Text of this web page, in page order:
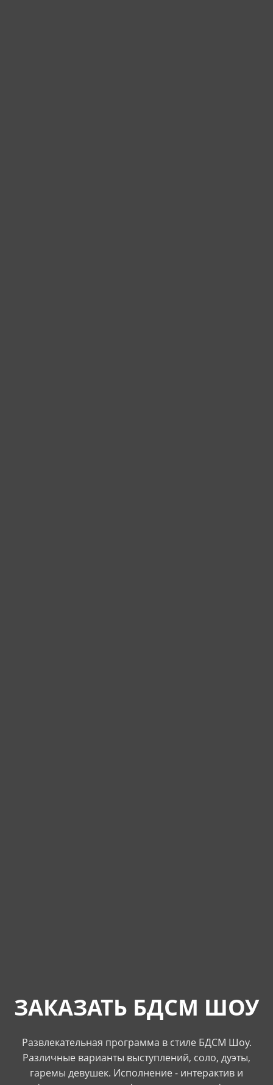
ЗАКАЗАТЬ БДСМ ШОУ
Развлекательная программа в стиле БДСМ Шоу.
Различные варианты выступлений, соло, дуэты,
гаремы девушек. Исполнение - интерактив и